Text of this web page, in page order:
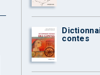
contes